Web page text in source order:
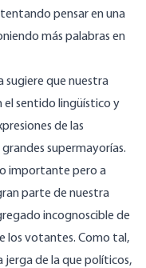
pensar en una
más palabras en
sugiere que nuestra
el sentido lingüístico y
de las
supermayorías.
importante pero a
parte de nuestra
incognoscible de
los votantes. Como tal,
jerga de la que políticos,